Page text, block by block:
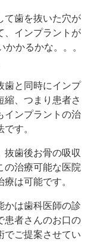
て歯を抜いた穴が
、インプラントが
かるかな。。。
歯と同時にインプ
縮、つまり患者さ
インプラントの治
す。
抜歯後お骨の吸収
の治療可能な医院
は可能です。
かは歯科医師の診
患者さんのお口の
でご提案させてい